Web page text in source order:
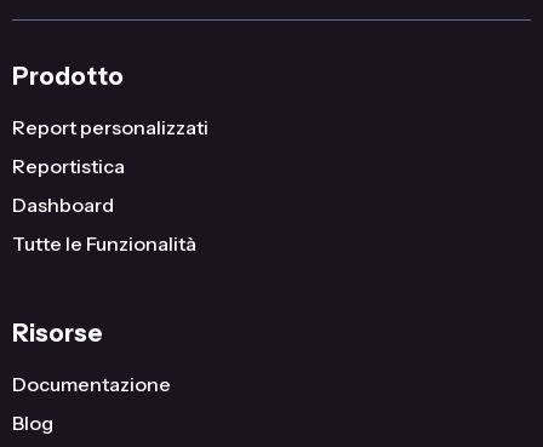
Prodotto
Report personalizzati
Reportistica
Dashboard
Tutte le Funzionalità
Risorse
Documentazione
Blog